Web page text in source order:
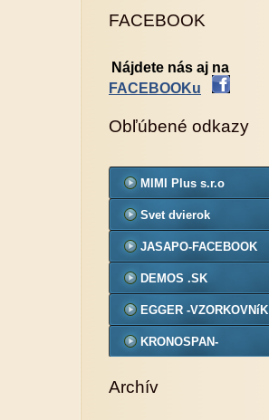
FACEBOOK
Nájdete nás aj na
FACEBOOKu
Obľúbené odkazy
MIMI Plus s.r.o
Svet dvierok
JASAPO-FACEBOOK
DEMOS .SK
EGGER -VZORKOVNíK
KRONOSPAN-
Archív